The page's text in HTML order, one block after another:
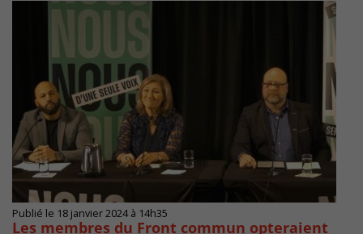
Publié le 18 janvier 2024 à 14h35
Les membres du Front commun opteraient